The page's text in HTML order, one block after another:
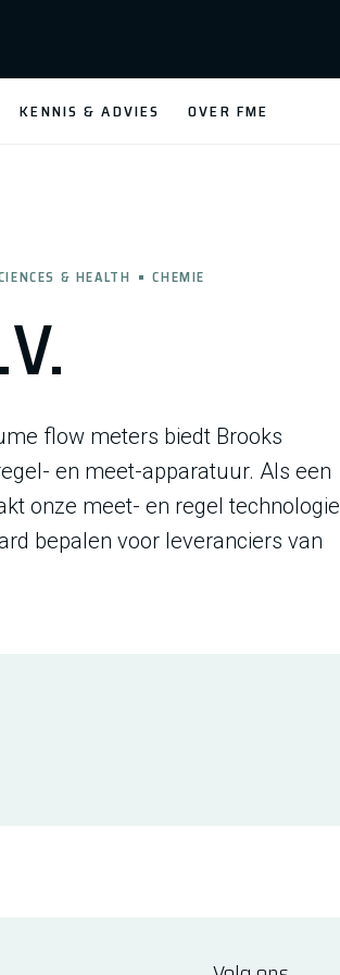
KENNIS & ADVIES OVER FME
& HEALTH CHEMIE
flow meters biedt Brooks
en meet-apparatuur. Als een
onze meet- en regel technologie
bepalen voor leveranciers van